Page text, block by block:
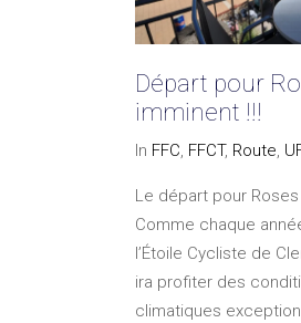
Départ pour
imminent !!!
In FFC, FFCT, Route,
Le départ pour
Comme chaque
l’Étoile Cycliste de
ira profiter des
climatiques